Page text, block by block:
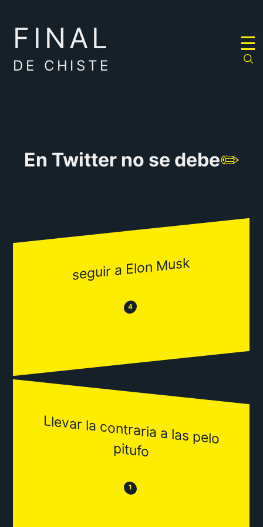
FINAL
DE CHISTE
☰
En Twitter no se debe✏️
seguir a Elon Musk
😒 4 😂
Llevar la contraria a las pelo
pitufo
😒 1 😂